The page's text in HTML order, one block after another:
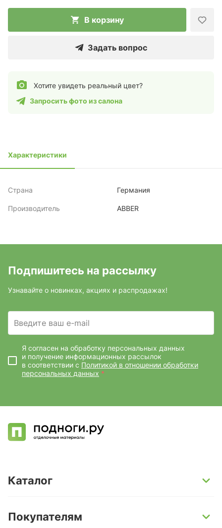
В корзину
Задать вопрос
Хотите увидеть реальный цвет?
Запросить фото из салона
Характеристики
Страна Германия
Производитель ABBER
Подпишитесь на рассылку
Узнавайте о новинках, акциях и распродажах!
Введите ваш e-mail
Я согласен на обработку персональных данных
и получение информационных рассылок
в соответствии с Политикой в отношении обработки
персональных данных *
Каталог
Кварц-винил и LVT-плитка
Покупателям